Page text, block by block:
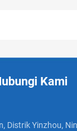
Kami
Distrik Yinzhou,